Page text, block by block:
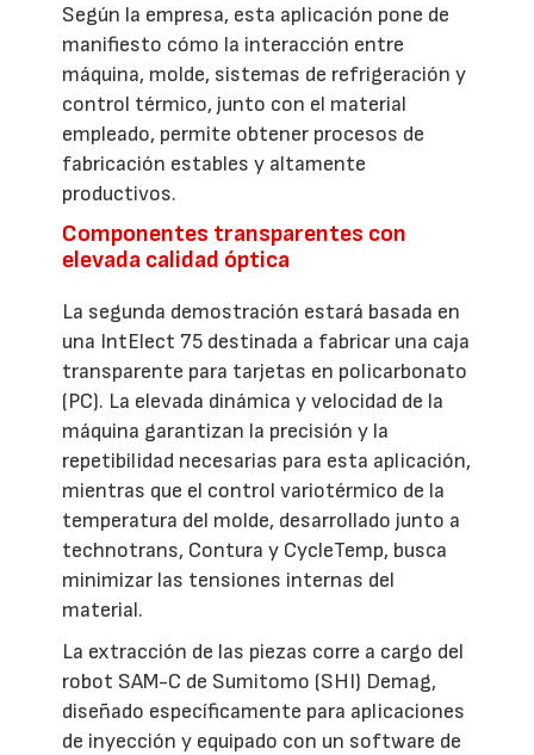
Según la empresa, esta aplicación pone de
manifiesto cómo la interacción entre
máquina, molde, sistemas de refrigeración y
control térmico, junto con el material
empleado, permite obtener procesos de
fabricación estables y altamente
productivos.
Componentes transparentes con
elevada calidad óptica
La segunda demostración estará basada en
una IntElect 75 destinada a fabricar una caja
transparente para tarjetas en policarbonato
(PC). La elevada dinámica y velocidad de la
máquina garantizan la precisión y la
repetibilidad necesarias para esta aplicación,
mientras que el control variotérmico de la
temperatura del molde, desarrollado junto a
technotrans, Contura y CycleTemp, busca
minimizar las tensiones internas del
material.
La extracción de las piezas corre a cargo del
robot SAM-C de Sumitomo (SHI) Demag,
diseñado específicamente para aplicaciones
de inyección y equipado con un software de